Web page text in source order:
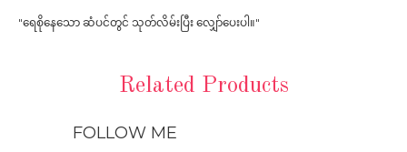
"ရေစိုနေသော ဆံပင်တွင် သုတ်လိမ်းပြီး လျှော်ပေးပါ။"
Related Products
FOLLOW ME